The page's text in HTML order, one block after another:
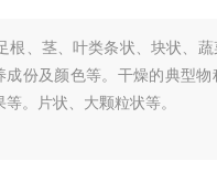
根、茎、叶类条状、块状、
份及颜色等。干燥的典型
。片状、大颗粒状等。